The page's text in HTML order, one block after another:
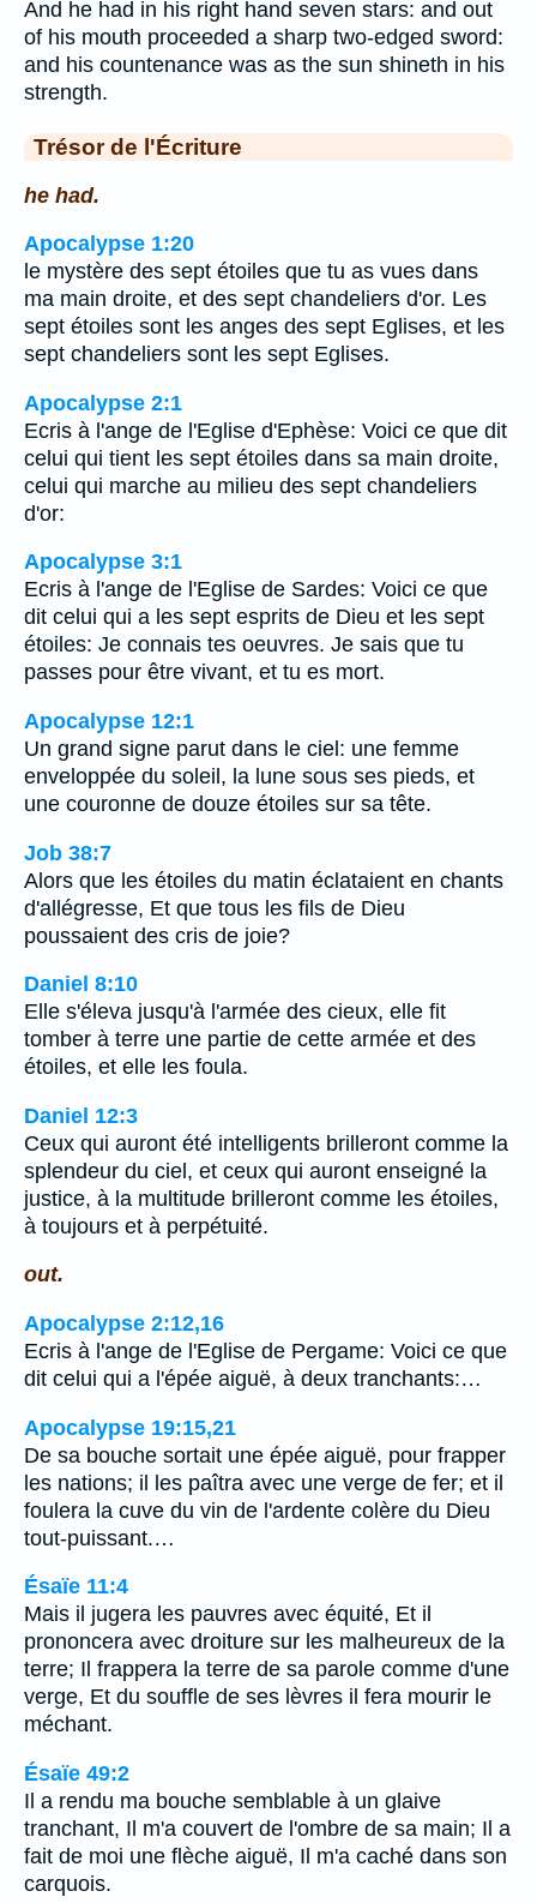
And he had in his right hand seven stars: and out
of his mouth proceeded a sharp two-edged sword:
and his countenance was as the sun shineth in his
strength.
Trésor de l'Écriture
he had.
Apocalypse 1:20
le mystère des sept étoiles que tu as vues dans
ma main droite, et des sept chandeliers d'or. Les
sept étoiles sont les anges des sept Eglises, et les
sept chandeliers sont les sept Eglises.
Apocalypse 2:1
Ecris à l'ange de l'Eglise d'Ephèse: Voici ce que dit
celui qui tient les sept étoiles dans sa main droite,
celui qui marche au milieu des sept chandeliers
d'or:
Apocalypse 3:1
Ecris à l'ange de l'Eglise de Sardes: Voici ce que
dit celui qui a les sept esprits de Dieu et les sept
étoiles: Je connais tes oeuvres. Je sais que tu
passes pour être vivant, et tu es mort.
Apocalypse 12:1
Un grand signe parut dans le ciel: une femme
enveloppée du soleil, la lune sous ses pieds, et
une couronne de douze étoiles sur sa tête.
Job 38:7
Alors que les étoiles du matin éclataient en chants
d'allégresse, Et que tous les fils de Dieu
poussaient des cris de joie?
Daniel 8:10
Elle s'éleva jusqu'à l'armée des cieux, elle fit
tomber à terre une partie de cette armée et des
étoiles, et elle les foula.
Daniel 12:3
Ceux qui auront été intelligents brilleront comme la
splendeur du ciel, et ceux qui auront enseigné la
justice, à la multitude brilleront comme les étoiles,
à toujours et à perpétuité.
out.
Apocalypse 2:12,16
Ecris à l'ange de l'Eglise de Pergame: Voici ce que
dit celui qui a l'épée aiguë, à deux tranchants:…
Apocalypse 19:15,21
De sa bouche sortait une épée aiguë, pour frapper
les nations; il les paîtra avec une verge de fer; et il
foulera la cuve du vin de l'ardente colère du Dieu
tout-puissant.…
Ésaïe 11:4
Mais il jugera les pauvres avec équité, Et il
prononcera avec droiture sur les malheureux de la
terre; Il frappera la terre de sa parole comme d'une
verge, Et du souffle de ses lèvres il fera mourir le
méchant.
Ésaïe 49:2
Il a rendu ma bouche semblable à un glaive
tranchant, Il m'a couvert de l'ombre de sa main; Il a
fait de moi une flèche aiguë, Il m'a caché dans son
carquois.